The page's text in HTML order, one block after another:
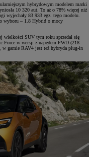
hybrydowym modelem marki
10 320 aut. To aż o 78% więcej niż
wyjechały 83 933 egz. tego modelu.
wyboru – 1.8 Hybrid o mocy
wielkości SUV tym roku sprzedał się
Force w wersji z napędem FWD (218
w gamie RAV4 jest też hybryda plug-in